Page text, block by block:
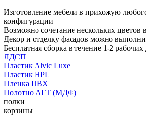
Изготовление мебели в прихожую
конфигурации
Возможно сочетание нескольких цветов
Декор и отделку фасадов можно
Бесплатная сборка в течение 1-2 рабочих
ЛДСП
Пластик Alvic Luxe
Пластик HPL
Пленка ПВХ
Полотно АГТ (МДФ)
полки
корзины